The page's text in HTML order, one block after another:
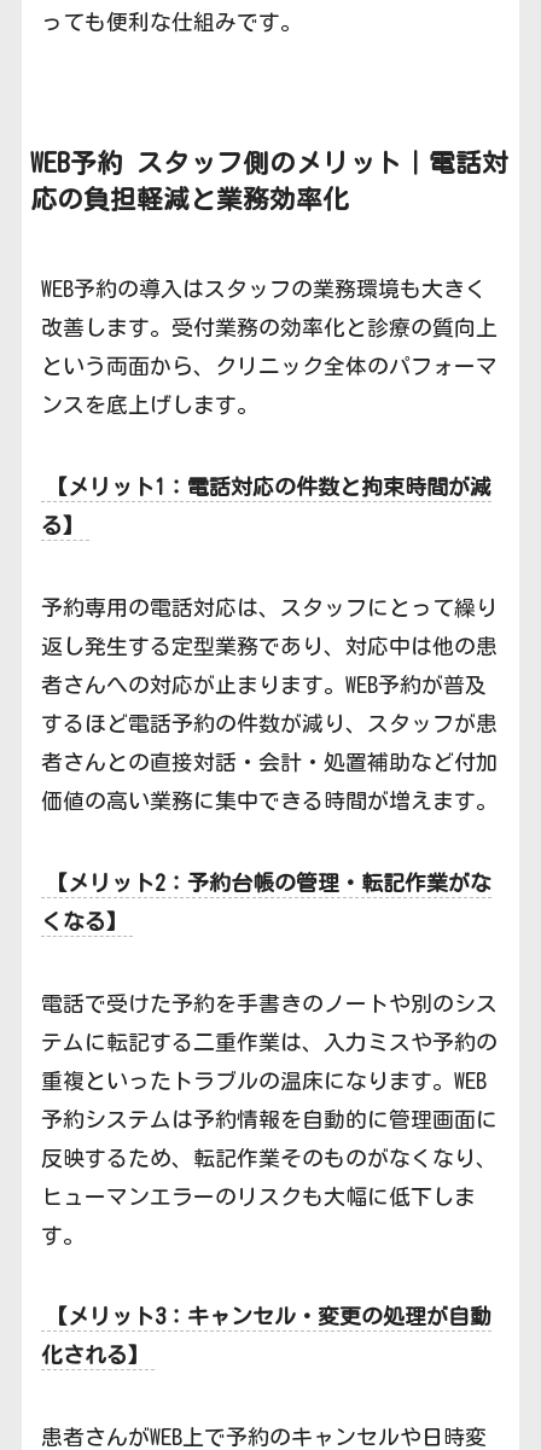
っても便利な仕組みです。
WEB予約 スタッフ側のメリット｜電話対
応の負担軽減と業務効率化
WEB予約の導入はスタッフの業務環境も大きく
改善します。受付業務の効率化と診療の質向上
という両面から、クリニック全体のパフォーマ
ンスを底上げします。
【メリット1：電話対応の件数と拘束時間が減
る】
予約専用の電話対応は、スタッフにとって繰り
返し発生する定型業務であり、対応中は他の患
者さんへの対応が止まります。WEB予約が普及
するほど電話予約の件数が減り、スタッフが患
者さんとの直接対話・会計・処置補助など付加
価値の高い業務に集中できる時間が増えます。
【メリット2：予約台帳の管理・転記作業がな
くなる】
電話で受けた予約を手書きのノートや別のシス
テムに転記する二重作業は、入力ミスや予約の
重複といったトラブルの温床になります。WEB
予約システムは予約情報を自動的に管理画面に
反映するため、転記作業そのものがなくなり、
ヒューマンエラーのリスクも大幅に低下しま
す。
【メリット3：キャンセル・変更の処理が自動
化される】
患者さんがWEB上で予約のキャンセルや日時変